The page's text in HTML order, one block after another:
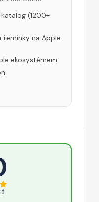
(1200+
řemínky na Apple
ekosystémem